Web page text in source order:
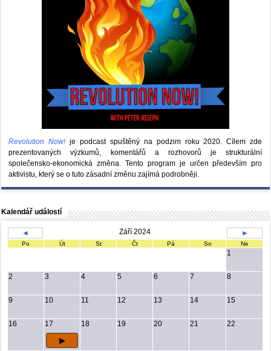
Revolution Now! je podcast spuštěný na podzim roku 2020.Cílem zde
prezentovaných výzkumů, komentářů a rozhovorů je strukturální
společensko-ekonomická změna. Tento program je určen především pro
aktivistu, který se o tuto zásadní změnu zajímá podrobněji.
Kalendář událostí
◄ Září 2024 ►
Po Út St Čt Pá So Ne
1
2 3 4 5 6 7 8
9 10 11 12 13 14 15
16 17 18 19 20 21 22